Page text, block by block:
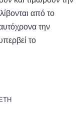
από το
την
το